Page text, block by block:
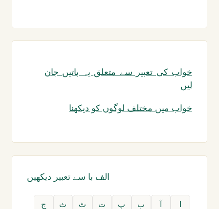
خواب کی تعبیر سے متعلق یہ باتیں جان
لیں
خواب میں مختلف لوگوں کو دیکھنا
الف با سے تعبیر دیکھیں
ا آ ب پ ت ٹ ث
ج